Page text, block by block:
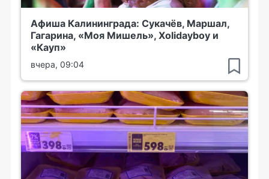
Афиша Калининграда: Сукачёв, Маршал,
Гагарина, «Моя Мишель», Xolidayboy и
«Кауп»
вчера, 09:04